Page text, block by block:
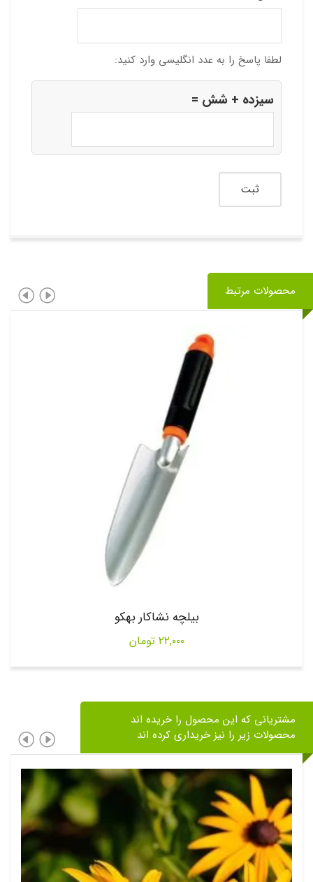
لطفا پاسخ را به عدد انگلیسی وارد کنید:
سیزده + شش =
محصولات مرتبط
بیلچه نشاکار بهکو
۲۲,۰۰۰ تومان
مشتریانی که این محصول را خریده اند
محصولات زیر را نیز خریداری کرده اند